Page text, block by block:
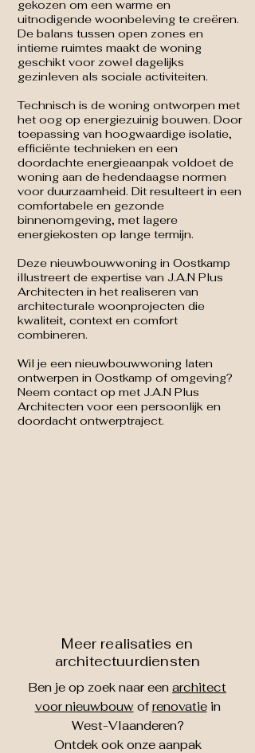
gekozen om een warme en
uitnodigende woonbeleving te creëren.
De balans tussen open zones en
intieme ruimtes maakt de woning
geschikt voor zowel dagelijks
gezinleven als sociale activiteiten.
Technisch is de woning ontworpen met
het oog op energiezuinig bouwen. Door
toepassing van hoogwaardige isolatie,
efficiënte technieken en een
doordachte energieaanpak voldoet de
woning aan de hedendaagse normen
voor duurzaamheid. Dit resulteert in een
comfortabele en gezonde
binnenomgeving, met lagere
energiekosten op lange termijn.
Deze nieuwbouwwoning in Oostkamp
illustreert de expertise van J.A.N Plus
Architecten in het realiseren van
architecturale woonprojecten die
kwaliteit, context en comfort
combineren.
Wil je een nieuwbouwwoning laten
ontwerpen in Oostkamp of omgeving?
Neem contact op met J.A.N Plus
Architecten voor een persoonlijk en
doordacht ontwerptraject.
Meer realisaties en
architectuurdiensten
Ben je op zoek naar een architect
voor nieuwbouwofrenovatiein
West-Vlaanderen?
Ontdek ook onze aanpak